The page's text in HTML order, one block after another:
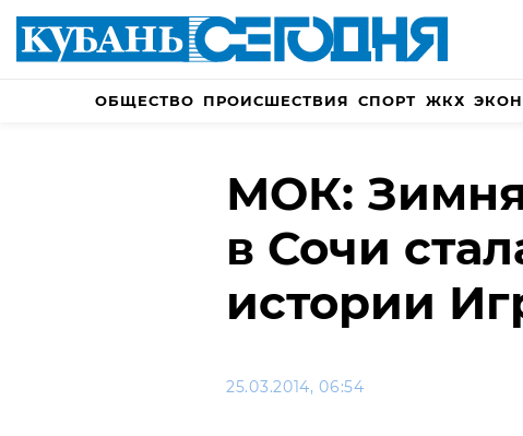
ОБЩЕСТВО ПРОИСШЕСТВИЯ СПОРТ ЖКХ
МОК:
в Сочи
истории
25.03.2014, 06:54